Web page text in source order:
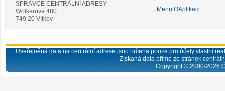
SPRÁVCE CENTRÁLNÍ ADRESY
Wolkerova 480
749 20 Vítkov
Menu.OAplikaci
Uveřejněná data na centrální adrese jsou určena pouze pro účely vlastní
Získaná data přímo ze stránek
Copyright © 2000-2026